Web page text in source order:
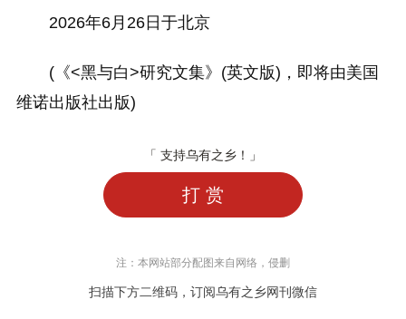
2026年6月26日于北京
(《<黑与白>研究文集》(英文版)，即将由美国
维诺出版社出版)
「 支持乌有之乡！」
打 赏
注：本网站部分配图来自网络，侵删
扫描下方二维码，订阅乌有之乡网刊微信